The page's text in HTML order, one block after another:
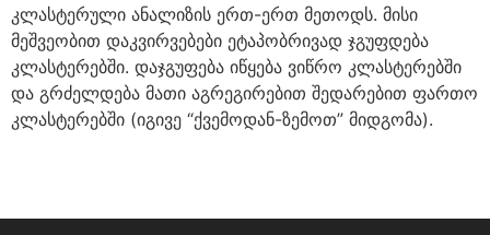
კლასტერული ანალიზის ერთ-ერთ მეთოდს. მისი
მეშვეობით დაკვირვებები ეტაპობრივად ჯგუფდება
კლასტერებში. დაჯგუფება იწყება ვიწრო კლასტერებში
და გრძელდება მათი აგრეგირებით შედარებით ფართო
კლასტერებში (იგივე “ქვემოდან-ზემოთ” მიდგომა).